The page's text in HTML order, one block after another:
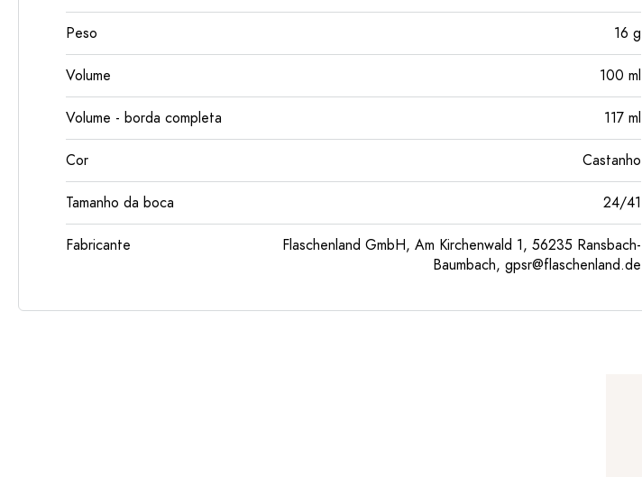
Peso 16 g
Volume 100 ml
Volume - borda completa 117 ml
Cor Castanho
Tamanho da boca 24/41
Fabricante
Flaschenland GmbH, Am Kirchenwald 1, 56235 Ransbach-
Baumbach, gpsr@flaschenland.de